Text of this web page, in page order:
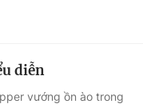
diễn
vướng ồn ào trong